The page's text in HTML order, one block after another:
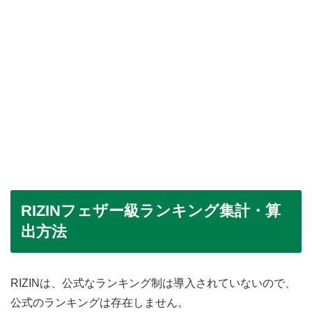
RIZINフェザー級ランキング集計・算
出方法
RIZINは、公式なランキング制は導入されていないので、
公式のランキングは存在しません。